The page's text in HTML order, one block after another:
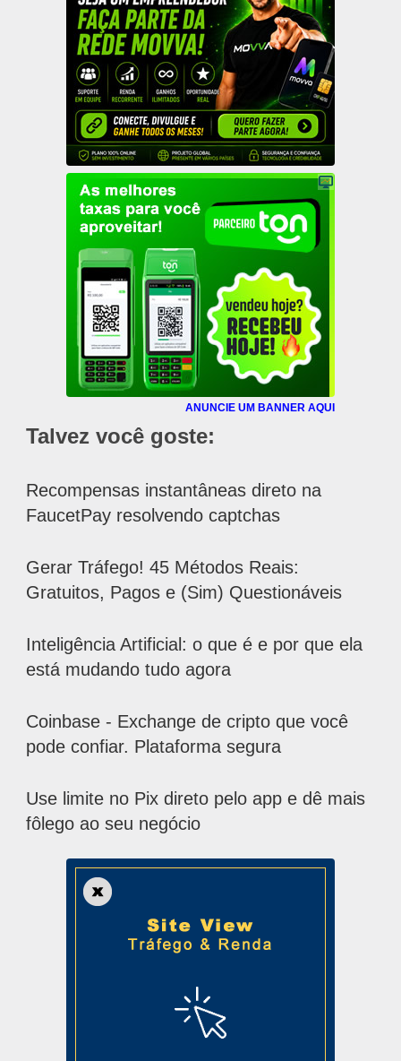
ANUNCIE UM BANNER AQUI
Talvez você goste:
Recompensas instantâneas direto na
FaucetPay resolvendo captchas
Gerar Tráfego! 45 Métodos Reais:
Gratuitos, Pagos e (Sim) Questionáveis
Inteligência Artificial: o que é e por que ela
está mudando tudo agora
Coinbase - Exchange de cripto que você
pode confiar. Plataforma segura
Use limite no Pix direto pelo app e dê mais
fôlego ao seu negócio